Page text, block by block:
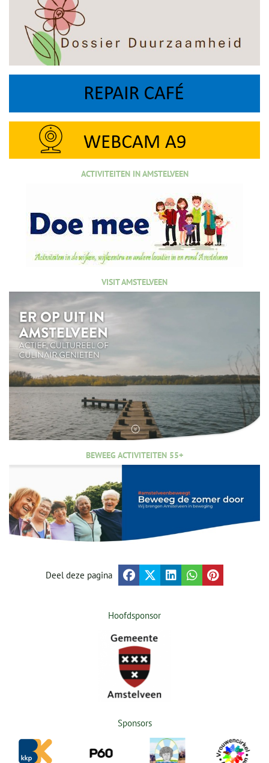
ACTIVITEITEN IN AMSTELVEEN
VISIT AMSTELVEEN
BEWEEG ACTIVITEITEN 55+
Deel deze pagina
Hoofdsponsor
Sponsors